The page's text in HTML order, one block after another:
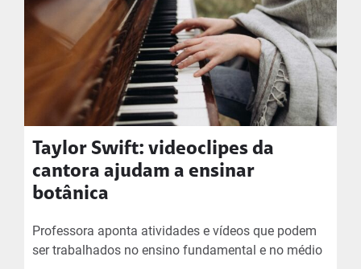
Taylor Swift: videoclipes da
cantora ajudam a ensinar
botânica
Professora aponta atividades e vídeos que podem
ser trabalhados no ensino fundamental e no médio